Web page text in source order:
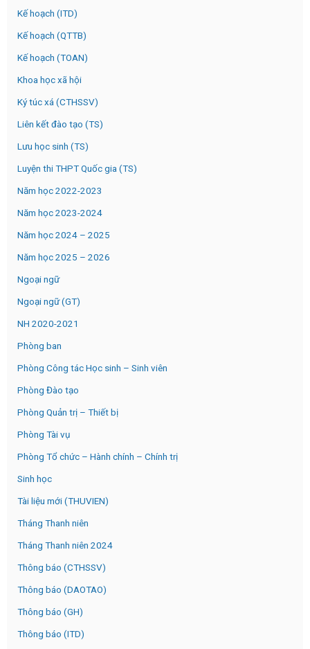
Kế hoạch (ITD)
Kế hoạch (QTTB)
Kế hoạch (TOAN)
Khoa học xã hội
Ký túc xá (CTHSSV)
Liên kết đào tạo (TS)
Lưu học sinh (TS)
Luyện thi THPT Quốc gia (TS)
Năm học 2022-2023
Năm học 2023-2024
Năm học 2024 – 2025
Năm học 2025 – 2026
Ngoại ngữ
Ngoại ngữ (GT)
NH 2020-2021
Phòng ban
Phòng Công tác Học sinh – Sinh viên
Phòng Đào tạo
Phòng Quản trị – Thiết bị
Phòng Tài vụ
Phòng Tổ chức – Hành chính – Chính trị
Sinh học
Tài liệu mới (THUVIEN)
Tháng Thanh niên
Tháng Thanh niên 2024
Thông báo (CTHSSV)
Thông báo (DAOTAO)
Thông báo (GH)
Thông báo (ITD)